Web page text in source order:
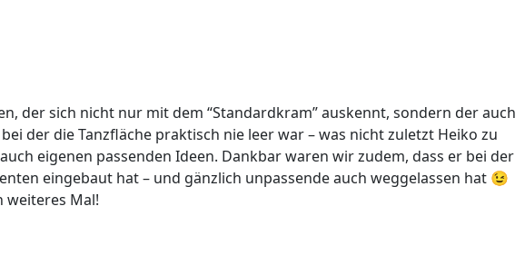
der sich nicht nur mit dem “Standardkram” auskennt, sondern der auch
der die Tanzfläche praktisch nie leer war – was nicht zuletzt Heiko zu
eigenen passenden Ideen. Dankbar waren wir zudem, dass er bei der
eingebaut hat – und gänzlich unpassende auch weggelassen hat 😉
weiteres Mal!